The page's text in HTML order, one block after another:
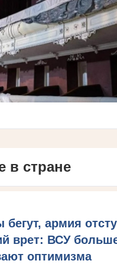
в стране
бегут, армия
врет: ВСУ
оптимизма